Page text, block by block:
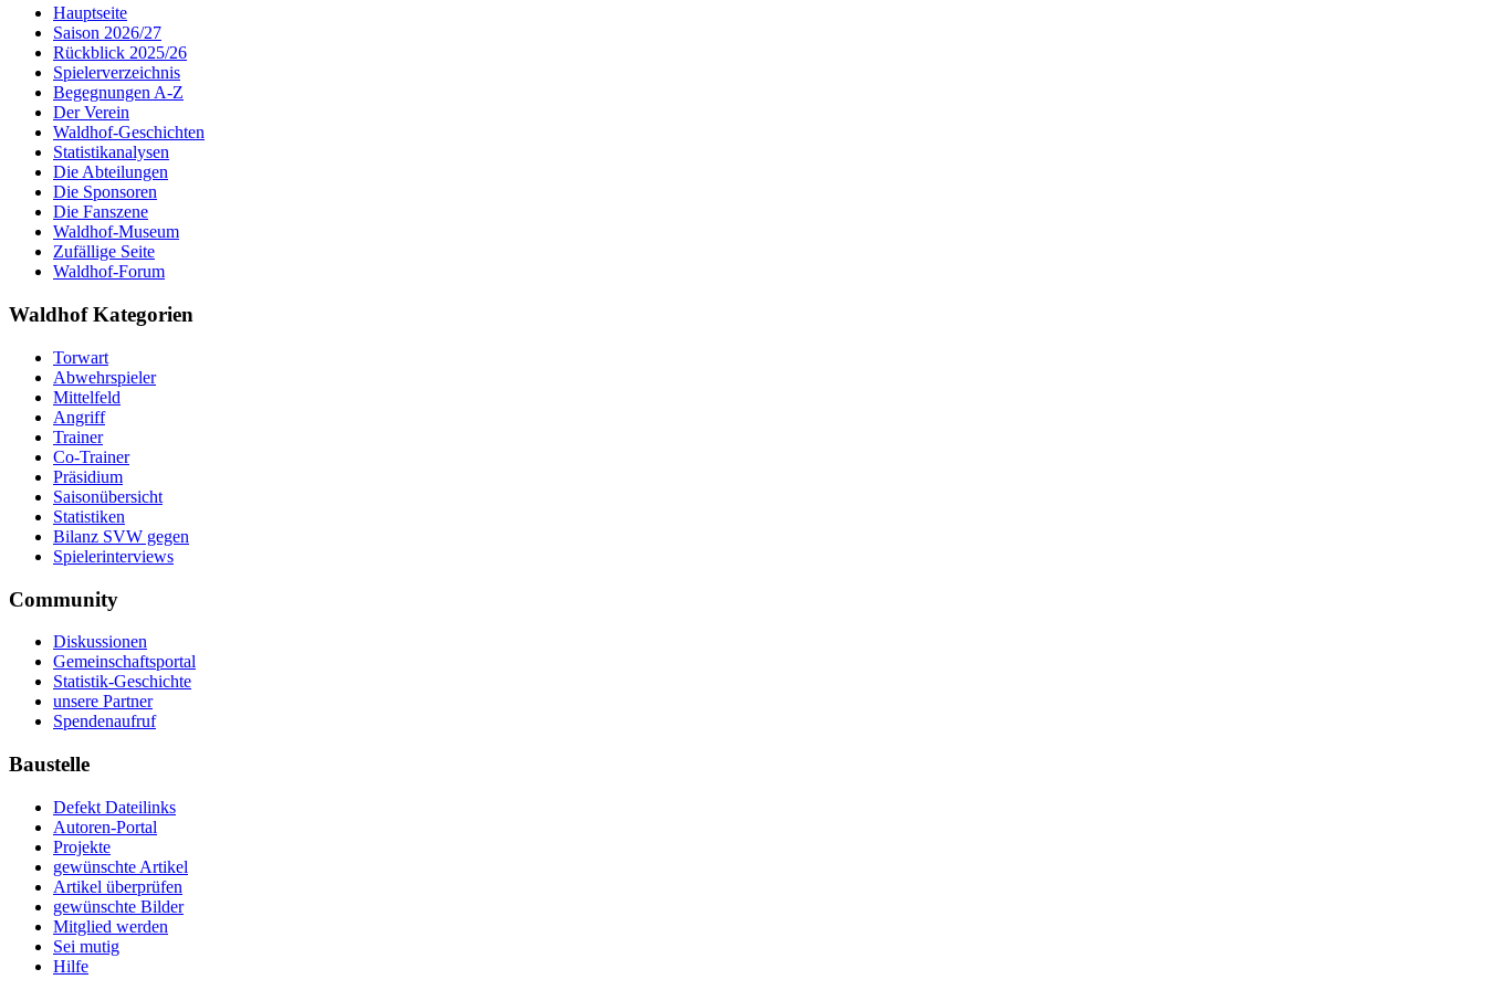
Hauptseite
Saison 2026/27
Rückblick 2025/26
Spielerverzeichnis
Begegnungen A-Z
Der Verein
Waldhof-Geschichten
Statistikanalysen
Die Abteilungen
Die Sponsoren
Die Fanszene
Waldhof-Museum
Zufällige Seite
Waldhof-Forum
Waldhof Kategorien
Torwart
Abwehrspieler
Mittelfeld
Angriff
Trainer
Co-Trainer
Präsidium
Saisonübersicht
Statistiken
Bilanz SVW gegen
Spielerinterviews
Community
Diskussionen
Gemeinschaftsportal
Statistik-Geschichte
unsere Partner
Spendenaufruf
Baustelle
Defekt Dateilinks
Autoren-Portal
Projekte
gewünschte Artikel
Artikel überprüfen
gewünschte Bilder
Mitglied werden
Sei mutig
Hilfe